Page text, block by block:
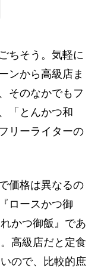
ちそう。気軽に
ンから高級店ま
そのなかでもフ
「とんかつ和
リーライターの
価格は異なるの
ロースかつ御
かつ御飯』であ
高級店だと定食
ので、比較的庶